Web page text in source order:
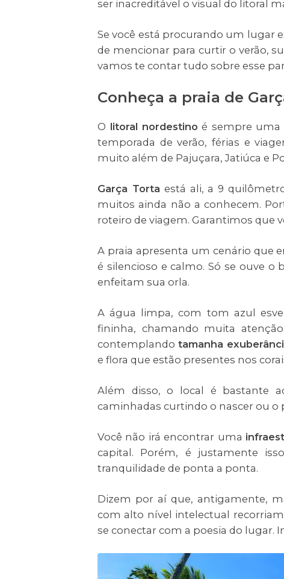
ser inacreditável o visual do litoral
Se você está procurando um lugar
de mencionar para curtir o verão,
vamos te contar tudo sobre esse
Conheça a praia de
O litoral nordestino é sempre uma
temporada de verão, férias e
muito além de Pajuçara, Jatiúca e
Garça Torta está ali, a 9
muitos ainda não a conhecem.
roteiro de viagem. Garantimos que
A praia apresenta um cenário que
é silencioso e calmo. Só se ouve
enfeitam sua orla.
A água limpa, com tom azul
fininha, chamando muita
contemplando tamanha
e flora que estão presentes nos
Além disso, o local é bastante
caminhadas curtindo o nascer ou o
Você não irá encontrar uma
capital. Porém, é justamente
tranquilidade de ponta a ponta.
Dizem por aí que, antigamente,
com alto nível intelectual
se conectar com a poesia do lugar.